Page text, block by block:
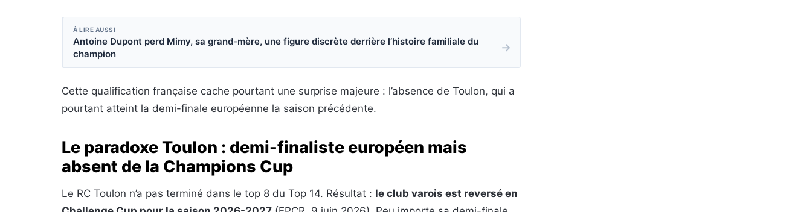
À LIRE AUSSI
Antoine Dupont perd Mimy, sa grand-mère, une figure discrète derrière l’histoire familiale du
champion
→
Cette qualification française cache pourtant une surprise majeure : l’absence de Toulon, qui a
pourtant atteint la demi-finale européenne la saison précédente.
Le paradoxe Toulon : demi-finaliste européen mais
absent de la Champions Cup
Le RC Toulon n’a pas terminé dans le top 8 du Top 14. Résultat : le club varois est reversé en